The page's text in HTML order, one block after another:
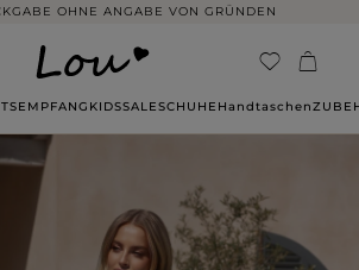
OHNE ANGABE VON GRÜNDEN
KIDSSALESCHUHE Handtaschen